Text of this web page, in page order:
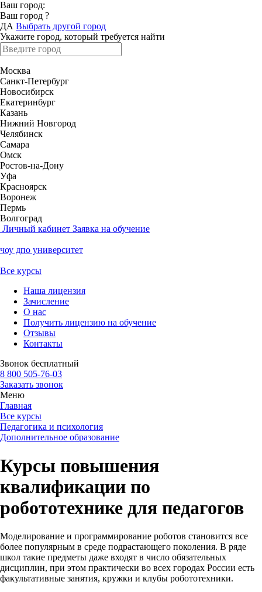
Ваш город:
Ваш город ?
ДА Выбрать другой город
Укажите город, который требуется найти
Москва
Санкт-Петербург
Новосибирск
Екатеринбург
Казань
Нижний Новгород
Челябинск
Самара
Омск
Ростов-на-Дону
Уфа
Красноярск
Воронеж
Пермь
Волгоград
Личный кабинет Заявка на обучение
чоу дпо университет
Все курсы
Наша лицензия
Зачисление
О нас
Получить лицензию на обучение
Отзывы
Контакты
Звонок бесплатный
8 800 505-76-03
Заказать звонок
Меню
Главная
Все курсы
Педагогика и психология
Дополнительное образование
Курсы повышения
квалификации по
робототехнике для педагогов
Моделирование и программирование роботов становится все
более популярным в среде подрастающего поколения. В ряде
школ такие предметы даже входят в число обязательных
дисциплин, при этом практически во всех городах России есть
факультативные занятия, кружки и клубы робототехники.